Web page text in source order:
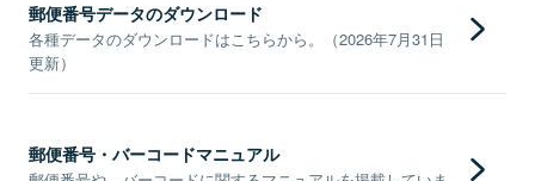
郵便番号データのダウンロード
各種データのダウンロードはこちらから。（2026年7月31日
更新）
郵便番号・バーコードマニュアル